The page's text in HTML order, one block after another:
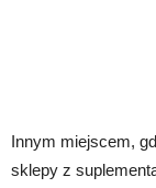
Innym miejscem,
sklepy z